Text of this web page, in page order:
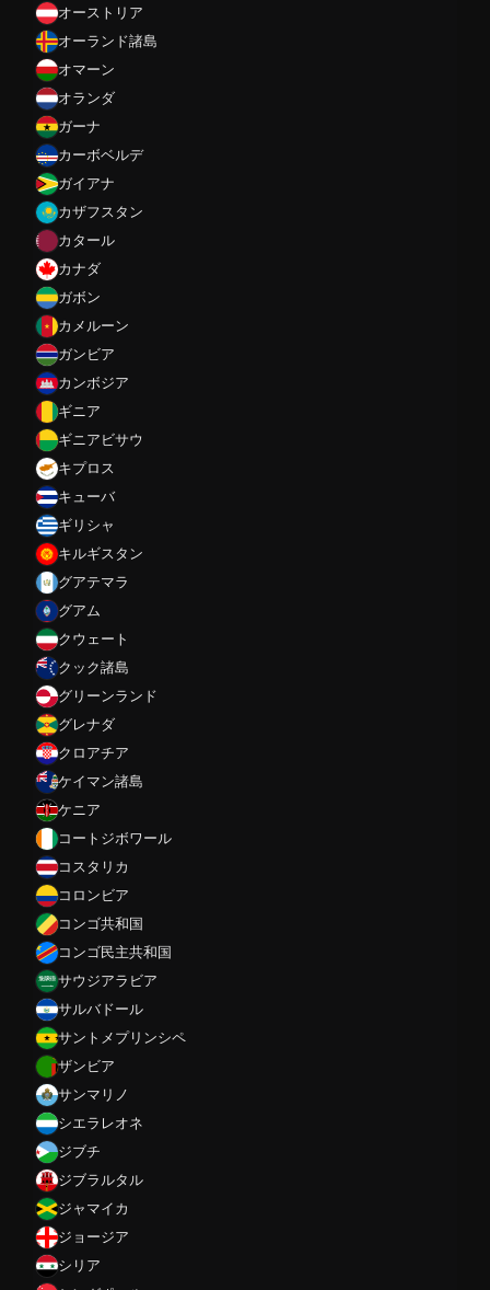
オーストリア
オーランド諸島
オマーン
オランダ
ガーナ
カーボベルデ
ガイアナ
カザフスタン
カタール
カナダ
ガボン
カメルーン
ガンビア
カンボジア
ギニア
ギニアビサウ
キプロス
キューバ
ギリシャ
キルギスタン
グアテマラ
グアム
クウェート
クック諸島
グリーンランド
グレナダ
クロアチア
ケイマン諸島
ケニア
コートジボワール
コスタリカ
コロンビア
コンゴ共和国
コンゴ民主共和国
サウジアラビア
サルバドール
サントメプリンシペ
ザンビア
サンマリノ
シエラレオネ
ジブチ
ジブラルタル
ジャマイカ
ジョージア
シリア